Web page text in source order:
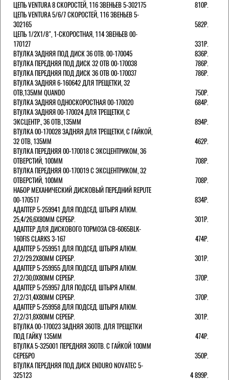
ЦЕПЬ VENTURA 8 СКОРОСТЕЙ, 116 ЗВЕНЬЕВ 5-302175
810Р.
ЦЕПЬ VENTURA 5/6/7 СКОРОСТЕЙ, 116 ЗВЕНЬЕВ 5-
302165
582Р.
ЦЕПЬ 1/2Х1/8", 1-СКОРОСТНАЯ, 114 ЗВЕНЬЕВ 00-
170127
331Р.
ВТУЛКА ЗАДНЯЯ ПОД ДИСК 36 ОТВ. 00-170045
836Р.
ВТУЛКА ПЕРЕДНЯЯ ПОД ДИСК 32 ОТВ 00-170038
786Р.
ВТУЛКА ПЕРЕДНЯЯ ПОД ДИСК 36 ОТВ 00-170037
786Р.
ВТУЛКА ЗАДНЯЯ 6-160642 ДЛЯ ТРЕЩЕТКИ, 32
ОТВ,135ММ QUANDO
750Р.
ВТУЛКА ЗАДНЯЯ ОДНОСКОРОСТНАЯ 00-170020
684Р.
ВТУЛКА ЗАДНЯЯ 00-170024 ДЛЯ ТРЕЩЕТКИ, С
ЭКСЦЕНТР., 36 ОТВ.,135ММ
894Р.
ВТУЛКА 00-170028 ЗАДНЯЯ ДЛЯ ТРЕЩЕТКИ, С ГАЙКОЙ,
32 ОТВ, 135ММ
462Р.
ВТУЛКА ПЕРЕДНЯЯ 00-170018 С ЭКСЦЕНТРИКОМ, 36
ОТВЕРСТИЙ, 100ММ
708Р.
ВТУЛКА ПЕРЕДНЯЯ 00-170019 С ЭКСЦЕНТРИКОМ, 32
ОТВЕРСТИЙ, 100ММ
708Р.
НАБОР МЕХАНИЧЕСКИЙ ДИСКОВЫЙ ПЕРЕДНИЙ REPUTE
00-170517
834Р.
АДАПТЕР 5-259941 ДЛЯ ПОДСЕД. ШТЫРЯ АЛЮМ.
25,4/26,6Х80ММ СЕРЕБР.
301Р.
АДАПТЕР ДЛЯ ДИСКОВОГО ТОРМОЗА CB-6065BLK-
160FIS CLARKS 3-167
474Р.
АДАПТЕР 5-259951 ДЛЯ ПОДСЕД. ШТЫРЯ АЛЮМ.
27,2/29.2Х80ММ СЕРЕБР.
301Р.
АДАПТЕР 5-259955 ДЛЯ ПОДСЕД. ШТЫРЯ АЛЮМ.
27,2/30,0Х80ММ СЕРЕБР.
370Р.
АДАПТЕР 5-259957 ДЛЯ ПОДСЕД. ШТЫРЯ АЛЮМ.
27,2/31,4Х80ММ СЕРЕБР.
370Р.
АДАПТЕР 5-259958 ДЛЯ ПОДСЕД. ШТЫРЯ АЛЮМ.
27,2/31,8Х80ММ СЕРЕБР.
301Р.
ВТУЛКА 00-170023 ЗАДНЯЯ 36ОТВ. ДЛЯ ТРЕЩЕТКИ
ПОД ГАЙКУ 135ММ
474Р.
ВТУЛКА 5-325001 ПЕРЕДНЯЯ 36ОТВ. С ГАЙКОЙ 100ММ
СЕРЕБРО
350Р.
ВТУЛКА ПЕРЕДНЯЯ ПОД ДИСК ENDURO NOVATEC 5-
325123
4 899Р.